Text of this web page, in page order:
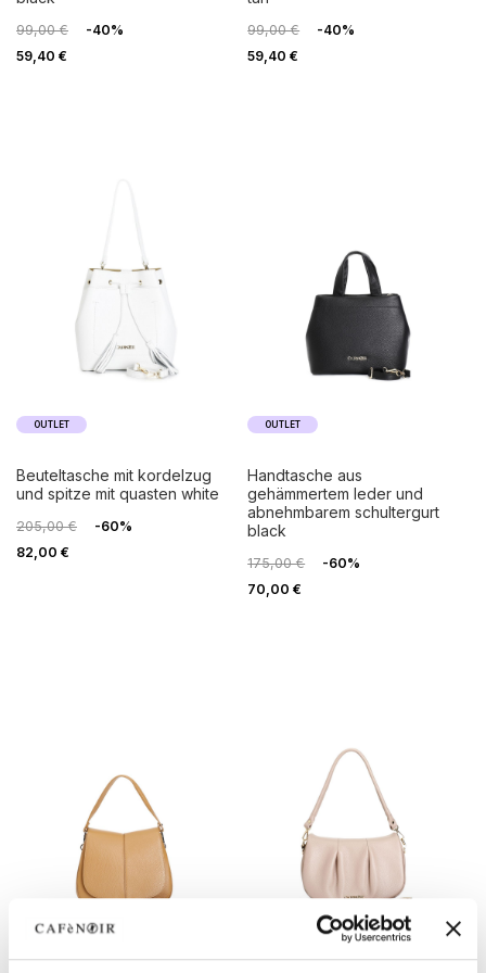
99,00 €
-40%
59,40 €
99,00 €
-40%
59,40 €
OUTLET
beuteltasche mit kordelzug
und spitze mit quasten white
205,00 €
-60%
82,00 €
OUTLET
handtasche aus
gehämmertem leder und
abnehmbarem schultergurt
black
175,00 €
-60%
70,00 €
OUTLET OUTLET